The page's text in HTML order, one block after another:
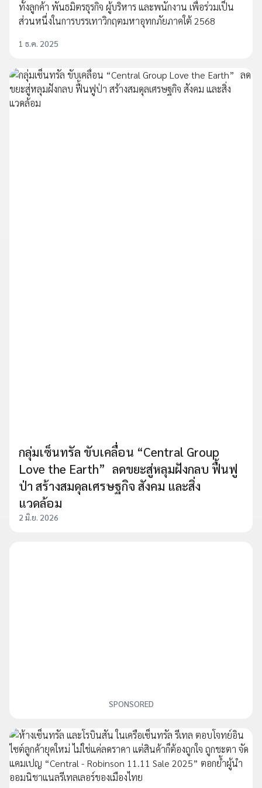
ทั้งลูกค้า พันธมิตรธุรกิจ ผู้บริหาร และพนักงาน เพื่อร่วมเป็น
ส่วนหนึ่งในการบรรเทาวิกฤตมหาอุทกภัยภาคใต้ 2568
1 ธ.ค. 2025
กลุ่มเซ็นทรัล ขับเคลื่อน “Central Group
Love the Earth” ลดขยะสู่หลุมฝังกลบ ฟื้นฟู
ป่า สร้างสมดุลเศรษฐกิจ สังคม และสิ่ง
แวดล้อม
2 มิ.ย. 2026
SPONSORED